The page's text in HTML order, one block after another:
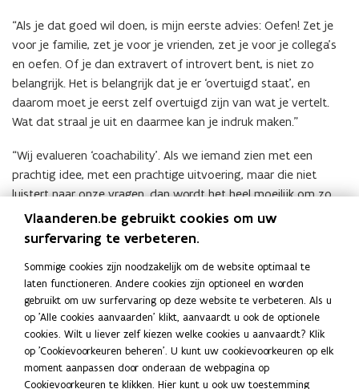
“Als je dat goed wil doen, is mijn eerste advies: Oefen! Zet je
voor je familie, zet je voor je vrienden, zet je voor je collega’s
en oefen. Of je dan extravert of introvert bent, is niet zo
belangrijk. Het is belangrijk dat je er ‘overtuigd staat’, en
daarom moet je eerst zelf overtuigd zijn van wat je vertelt.
Wat dat straal je uit en daarmee kan je indruk maken.”
“Wij evalueren ‘coachability’. Als we iemand zien met een
prachtig idee, met een prachtige uitvoering, maar die niet
luistert naar onze vragen, dan wordt het heel moeilijk om zo
iemand te begeleiden. Het is een belangrijk criterium om met
iemand verder te werken. Luisteren in een pitch is minstens
even belangrijk als zelf vertellen.”
“Toon ook dat je met jouw idee iets gaat doen. Toon dat je de
markt kent en de stakeholders begrijpt. En als je niet kan
antwoorden op een vraag, zeg dan eerlijk dat je het niet weet
en geef aan hoe je het zal uitzoeken.”
Deel deze pagina
Vlaanderen.be gebruikt cookies om uw
surfervaring te verbeteren.
Sommige cookies zijn noodzakelijk om de website optimaal te
laten functioneren. Andere cookies zijn optioneel en worden
gebruikt om uw surfervaring op deze website te verbeteren. Als u
op 'Alle cookies aanvaarden' klikt, aanvaardt u ook de optionele
cookies. Wilt u liever zelf kiezen welke cookies u aanvaardt? Klik
op 'Cookievoorkeuren beheren'. U kunt uw cookievoorkeuren op elk
moment aanpassen door onderaan de webpagina op
Cookievoorkeuren te klikken. Hier kunt u ook uw toestemming